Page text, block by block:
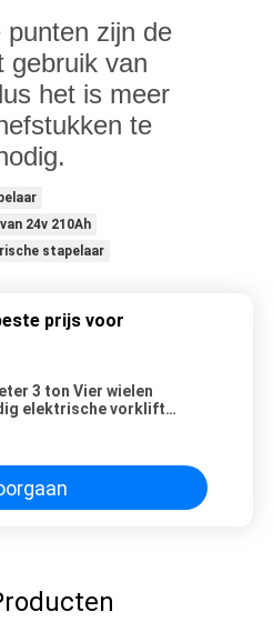
punten zijn de
gebruik van
het is meer
te
24v 210Ah
stapelaar
prijs voor
3 ton Vier wielen
elektrische vorklift